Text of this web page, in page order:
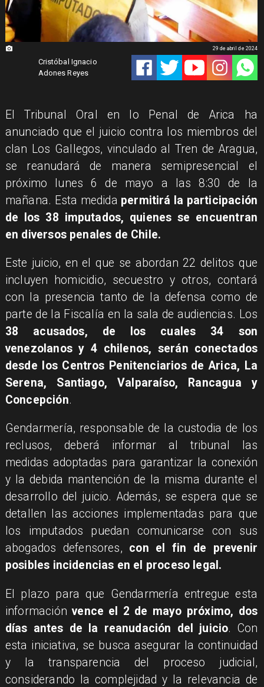
Cristóbal Ignacio
Adones Reyes
29 de abril de 2024
El Tribunal Oral en lo Penal de Arica ha
anunciado que el juicio contra los miembros del
clan Los Gallegos, vinculado al Tren de Aragua,
se reanudará de manera semipresencial el
próximo lunes 6 de mayo a las 8:30 de la
mañana. Esta medida permitirá la participación
de los 38 imputados, quienes se encuentran
en diversos penales de Chile.
Este juicio, en el que se abordan 22 delitos que
incluyen homicidio, secuestro y otros, contará
con la presencia tanto de la defensa como de
parte de la Fiscalía en la sala de audiencias. Los
38 acusados, de los cuales 34 son
venezolanos y 4 chilenos, serán conectados
desde los Centros Penitenciarios de Arica, La
Serena, Santiago, Valparaíso, Rancagua y
Concepción.
Gendarmería, responsable de la custodia de los
reclusos, deberá informar al tribunal las
medidas adoptadas para garantizar la conexión
y la debida mantención de la misma durante el
desarrollo del juicio. Además, se espera que se
detallen las acciones implementadas para que
los imputados puedan comunicarse con sus
abogados defensores, con el fin de prevenir
posibles incidencias en el proceso legal.
El plazo para que Gendarmería entregue esta
informaciónvence el 2 de mayo próximo, dos
días antes de la reanudación del juicio. Con
esta iniciativa, se busca asegurar la continuidad
y la transparencia del proceso judicial,
considerando la complejidad y la relevancia de